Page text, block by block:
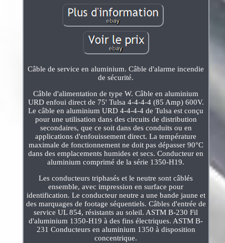
Câble de service en aluminium. Câble d'alarme incendie
de sécurité.
Câble d'alimentation de type W. Câble en aluminium
URD enfoui direct de 75' Tulsa 4-4-4-4 (85 Amp) 600V.
Le câble en aluminium URD 4-4-4-4 de Tulsa est conçu
pour une utilisation dans des circuits de distribution
secondaires, que ce soit dans des conduits ou en
applications d'enfouissement direct. La température
maximale de fonctionnement ne doit pas dépasser 90°C
dans des emplacements humides et secs. Conducteur en
aluminium comprimé de la série 1350-H19.
Les conducteurs triphasés et le neutre sont câblés
ensemble, avec impression en surface pour
identification. Le conducteur neutre a une bande jaune et
des marquages de footage séquentiels. Câbles d'entrée de
service UL 854, résistants au soleil. ASTM B-230 Fil
d'aluminium 1350-H19 à des fins électriques. ASTM B-
231 Conducteurs en aluminium 1350 à disposition
concentrique.